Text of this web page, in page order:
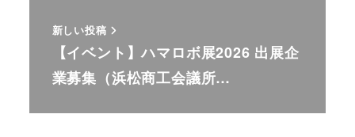
新しい投稿
【イベント】ハマロボ展2026 出展企
業募集（浜松商工会議所…